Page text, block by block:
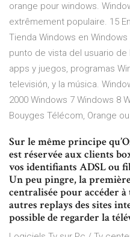
orange pour windows.
extrêmement populaire. 15
Tienda Windows en
punto de vista del usuario
apps y juegos, programas
televisión, y la música.
2000 Windows 7 Windows 8
Bouyges Télécom, Orange
Sur le même principe
est réservée aux clients
vos identifiants ADSL ou
Un peu pingre, la
centralisée pour accéder
autres replays des sites
possible de regarder la